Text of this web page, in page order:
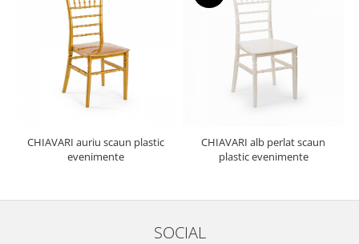
CHIAVARI auriu scaun plastic
evenimente
CHIAVARI alb perlat scaun
plastic evenimente
SOCIAL